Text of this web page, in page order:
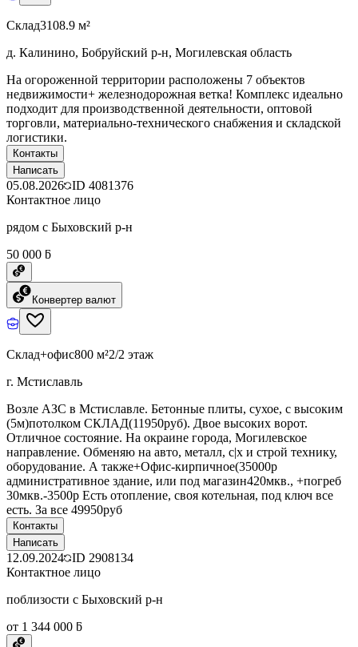
Склад3108.9 м²
д. Калинино, Бобруйский р-н, Могилевская область
На огороженной территории расположены 7 объектов
недвижимости+ железнодорожная ветка! Комплекс идеально
подходит для производственной деятельности, оптовой
торговли, материально-технического снабжения и складской
логистики.
Контакты
Написать
05.08.2026 ID 4081376
Контактное лицо
рядом с Быховский р-н
50 000 ƃ
Конвертер валют
Склад+офис800 м²2/2 этаж
г. Мстиславль
Возле АЗС в Мстиславле. Бетонные плиты, сухое, с высоким
(5м)потолком СКЛАД(11950руб). Двое высоких ворот.
Отличное состояние. На окраине города, Могилевское
направление. Обменяю на авто, металл, с|х и строй технику,
оборудование. А также+Офис-кирпичное(35000р
административное здание, или под магазин420мкв., +погреб
30мкв.-3500р Есть отопление, своя котельная, под ключ все
есть. За все 49950руб
Контакты
Написать
12.09.2024 ID 2908134
Контактное лицо
поблизости с Быховский р-н
от 1 344 000 ƃ